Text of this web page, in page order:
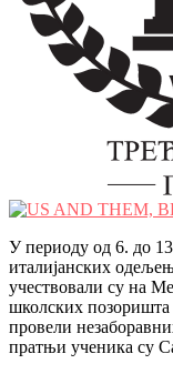
У периоду од 6. до
италијанских
учествовали су на
школских
провели
пратњи ученика су